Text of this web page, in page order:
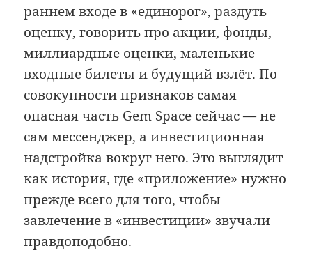
раннем входе в «единорог», раздуть
оценку, говорить про акции, фонды,
миллиардные оценки, маленькие
входные билеты и будущий взлёт. По
совокупности признаков самая
опасная часть Gem Space сейчас — не
сам мессенджер, а инвестиционная
надстройка вокруг него. Это выглядит
как история, где «приложение» нужно
прежде всего для того, чтобы
завлечение в «инвестиции» звучали
правдоподобно.